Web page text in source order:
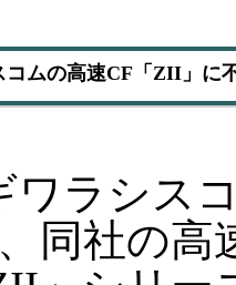
コムの高速CF「ZII」に
ラシス
同社の高